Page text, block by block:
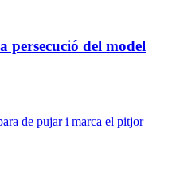
persecució del model